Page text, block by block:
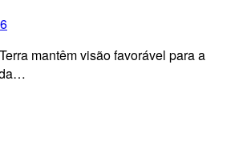
mantêm visão favorável para a